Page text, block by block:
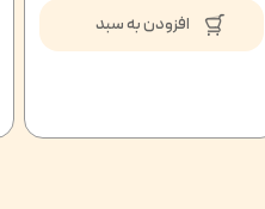
افزودن به سبد